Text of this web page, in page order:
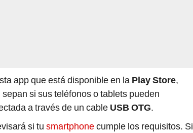
app que está disponible en la Play Store,
sepan si sus teléfonos o tablets pueden
a través de un cable USB OTG.
si tu smartphonecumple los requisitos. Si